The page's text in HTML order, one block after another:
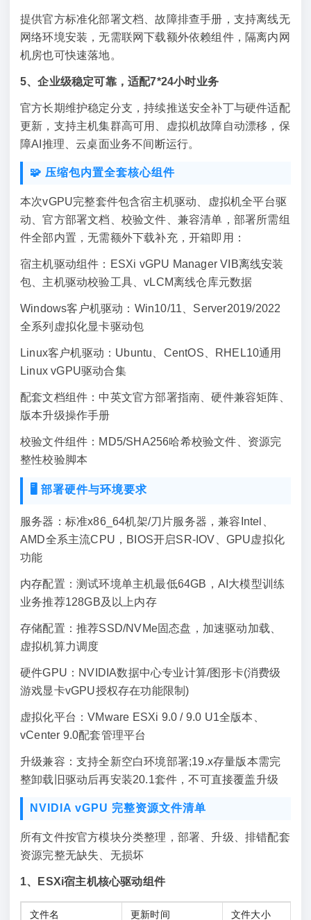
提供官方标准化部署文档、故障排查手册，支持离线无
网络环境安装，无需联网下载额外依赖组件，隔离内网
机房也可快速落地。
5、企业级稳定可靠，适配7*24小时业务
官方长期维护稳定分支，持续推送安全补丁与硬件适配
更新，支持主机集群高可用、虚拟机故障自动漂移，保
障AI推理、云桌面业务不间断运行。
🧩 压缩包内置全套核心组件
本次vGPU完整套件包含宿主机驱动、虚拟机全平台驱
动、官方部署文档、校验文件、兼容清单，部署所需组
件全部内置，无需额外下载补充，开箱即用：
宿主机驱动组件：ESXi vGPU Manager VIB离线安装
包、主机驱动校验工具、vLCM离线仓库元数据
Windows客户机驱动：Win10/11、Server2019/2022
全系列虚拟化显卡驱动包
Linux客户机驱动：Ubuntu、CentOS、RHEL10通用
Linux vGPU驱动合集
配套文档组件：中英文官方部署指南、硬件兼容矩阵、
版本升级操作手册
校验文件组件：MD5/SHA256哈希校验文件、资源完
整性校验脚本
🖥️ 部署硬件与环境要求
服务器：标准x86_64机架/刀片服务器，兼容Intel、
AMD全系主流CPU，BIOS开启SR-IOV、GPU虚拟化
功能
内存配置：测试环境单主机最低64GB，AI大模型训练
业务推荐128GB及以上内存
存储配置：推荐SSD/NVMe固态盘，加速驱动加载、
虚拟机算力调度
硬件GPU：NVIDIA数据中心专业计算/图形卡(消费级
游戏显卡vGPU授权存在功能限制)
虚拟化平台：VMware ESXi 9.0 / 9.0 U1全版本、
vCenter 9.0配套管理平台
升级兼容：支持全新空白环境部署;19.x存量版本需完
整卸载旧驱动后再安装20.1套件，不可直接覆盖升级
NVIDIA vGPU 完整资源文件清单
所有文件按官方模块分类整理，部署、升级、排错配套
资源完整无缺失、无损坏
1、ESXi宿主机核心驱动组件
文件名 更新时间 文件大小